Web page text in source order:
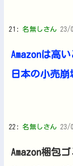
21: 名無しさん 23/
Amazonは高
日本の小売崩
22: 名無しさん 23/
Amazon梱包